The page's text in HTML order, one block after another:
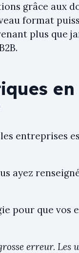
grâce aux
format
plus que
entreprises
ayez
pour que
erreur. Les